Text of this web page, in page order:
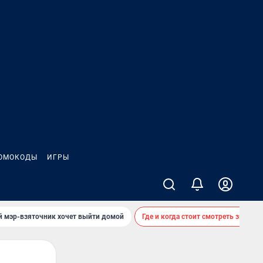
ИГРЫ
мэр-взяточник хочет выйти домой Где и когда стоит смотреть